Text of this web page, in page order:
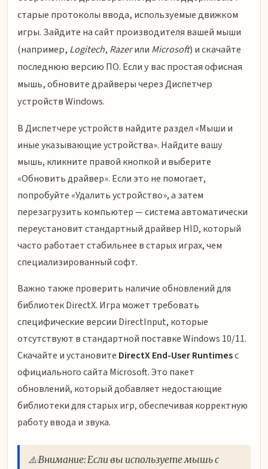
старые протоколы ввода, используемые движком
игры. Зайдите на сайт производителя вашей мыши
(например, Logitech, Razerили Microsoft) и скачайте
последнюю версию ПО. Если у вас простая офисная
мышь, обновите драйверы через Диспетчер
устройств Windows.
В Диспетчере устройств найдите раздел «Мыши и
иные указывающие устройства». Найдите вашу
мышь, кликните правой кнопкой и выберите
«Обновить драйвер». Если это не помогает,
попробуйте «Удалить устройство», а затем
перезагрузить компьютер — система автоматически
переустановит стандартный драйвер HID, который
часто работает стабильнее в старых играх, чем
специализированный софт.
Важно также проверить наличие обновлений для
библиотек DirectX. Игра может требовать
специфические версии DirectInput, которые
отсутствуют в стандартной поставке Windows 10/11.
Скачайте и установите DirectX End-User Runtimesс
официального сайта Microsoft. Это пакет
обновлений, который добавляет недостающие
библиотеки для старых игр, обеспечивая корректную
работу ввода и звука.
⚠️ Внимание: Если вы используете мышь с